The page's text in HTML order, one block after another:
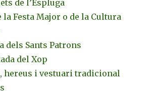
de l’Espluga
la Festa Major o de la Cultura
dels Sants Patrons
del Xop
hereus i vestuari tradicional